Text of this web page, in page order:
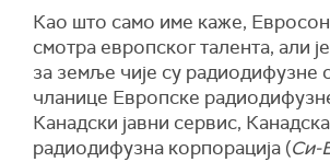
Као што само име каже,
смотра европског талента, али
за земље чије су радиодифузне
чланице Европске
Канадски јавни сервис, Канадска
радиодифузна корпорација (Си-